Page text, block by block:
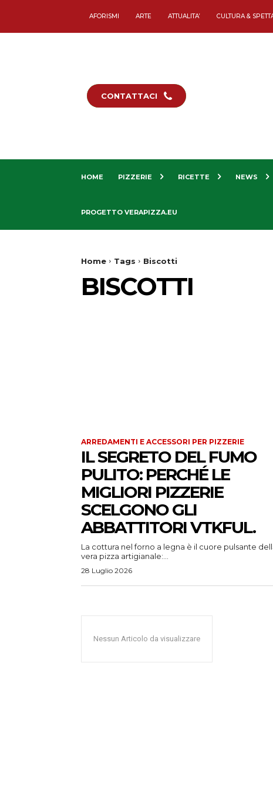
AFORISMI ARTE ATTUALITA’ CULTURA &
CONTATTACI
HOME PIZZERIE RICETTE NEWS
PROGETTO VERAPIZZA.EU
Home Tags Biscotti
BISCOTTI
ARREDAMENTI E ACCESSORI PER PIZZERIE
IL SEGRETO DEL FUMO
PULITO: PERCHÉ LE
MIGLIORI PIZZERIE
SCELGONO GLI
ABBATTITORI VTKFUL.
La cottura nel forno a legna è il cuore pulsante
vera pizza artigianale:...
28 Luglio 2026
Nessun Articolo da visualizzare